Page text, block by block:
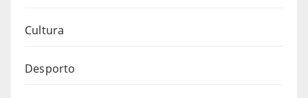
Cultura
Desporto